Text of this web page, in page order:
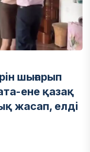
шығарып
ене қазақ
жасап, елді